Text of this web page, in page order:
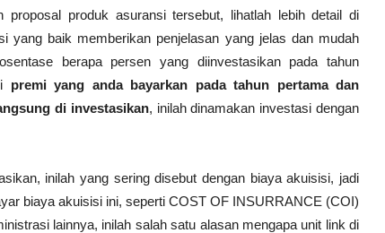
proposal produk asuransi tersebut, lihatlah lebih detail di
yang baik memberikan penjelasan yang jelas dan mudah
berapa persen yang diinvestasikan pada tahun
premi yang anda bayarkan pada tahun pertama dan
di investasikan, inilah dinamakan investasi dengan
inilah yang sering disebut dengan biaya akuisisi, jadi
biaya akuisisi ini, seperti COST OF INSURRANCE (COI)
lainnya, inilah salah satu alasan mengapa unit link di